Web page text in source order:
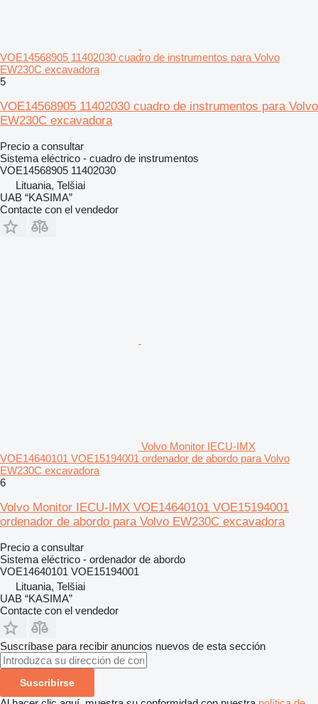
VOE14568905 11402030 cuadro de instrumentos para Volvo
EW230C excavadora
5
VOE14568905 11402030 cuadro de instrumentos para Volvo
EW230C excavadora
Precio a consultar
Sistema eléctrico - cuadro de instrumentos
VOE14568905 11402030
Lituania, Telšiai
UAB “KASIMA”
Contacte con el vendedor
Volvo Monitor IECU-IMX
VOE14640101 VOE15194001 ordenador de abordo para Volvo
EW230C excavadora
6
Volvo Monitor IECU-IMX VOE14640101 VOE15194001
ordenador de abordo para Volvo EW230C excavadora
Precio a consultar
Sistema eléctrico - ordenador de abordo
VOE14640101 VOE15194001
Lituania, Telšiai
UAB “KASIMA”
Contacte con el vendedor
Suscríbase para recibir anuncios nuevos de esta sección
Suscribirse